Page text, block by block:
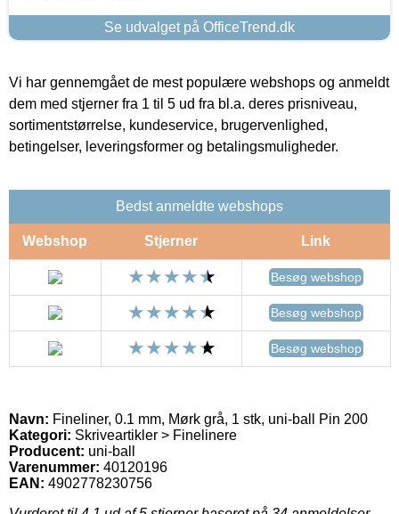
Se udvalget på OfficeTrend.dk
Vi har gennemgået de mest populære webshops og anmeldt
dem med stjerner fra 1 til 5 ud fra bl.a. deres prisniveau,
sortimentstørrelse, kundeservice, brugervenlighed,
betingelser, leveringsformer og betalingsmuligheder.
Bedst anmeldte webshops
Webshop Stjerner Link
Besøg webshop
Besøg webshop
Besøg webshop
Navn: Fineliner, 0.1 mm, Mørk grå, 1 stk, uni-ball Pin 200
Kategori: Skriveartikler > Finelinere
Producent: uni-ball
Varenummer: 40120196
EAN: 4902778230756